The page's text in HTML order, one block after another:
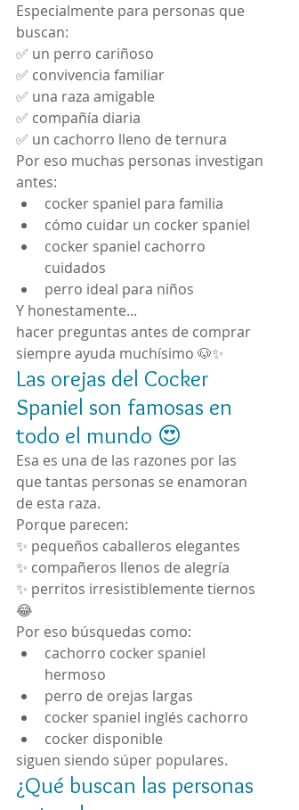
Especialmente para personas que
buscan:
✅ un perro cariñoso
✅ convivencia familiar
✅ una raza amigable
✅ compañía diaria
✅ un cachorro lleno de ternura
Por eso muchas personas investigan
antes:
cocker spaniel para familia
cómo cuidar un cocker spaniel
cocker spaniel cachorro
cuidados
perro ideal para niños
Y honestamente...
hacer preguntas antes de comprar
siempre ayuda muchísimo 🐶✨
Las orejas del Cocker
Spaniel son famosas en
todo el mundo 😍
Esa es una de las razones por las
que tantas personas se enamoran
de esta raza.
Porque parecen:
✨ pequeños caballeros elegantes
✨ compañeros llenos de alegría
✨ perritos irresistiblemente tiernos
😂
Por eso búsquedas como:
cachorro cocker spaniel
hermoso
perro de orejas largas
cocker spaniel inglés cachorro
cocker disponible
siguen siendo súper populares.
¿Qué buscan las personas